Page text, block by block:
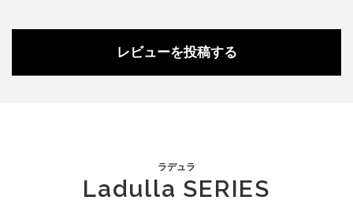
レビューを投稿する
ラデュラ
Ladulla SERIES